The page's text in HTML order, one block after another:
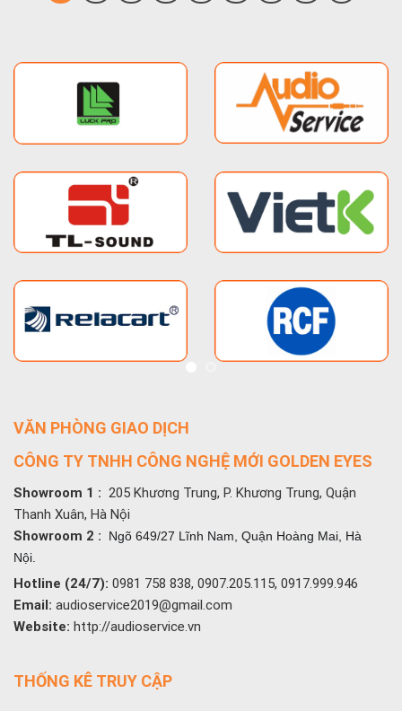
VĂN PHÒNG GIAO DỊCH
CÔNG TY TNHH CÔNG NGHỆ MỚI GOLDEN EYES
Showroom 1 : 205 Khương Trung, P. Khương Trung, Quận
Thanh Xuân, Hà Nội
Showroom 2 :
Ngõ 649/27 Lĩnh Nam, Quận Hoàng Mai, Hà
Nội.
Hotline (24/7): 0981 758 838, 0907.205.115, 0917.999.946
Email: audioservice2019@gmail.com
Website: http://audioservice.vn
THỐNG KÊ TRUY CẬP